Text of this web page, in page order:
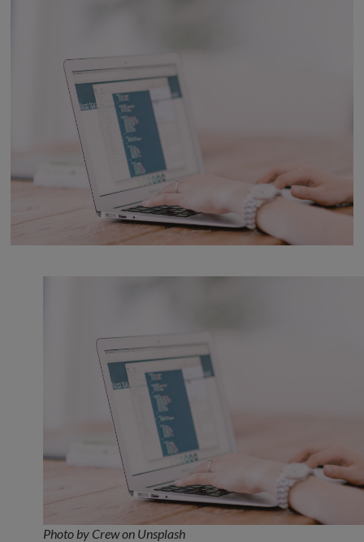
Photo by Crew on Unsplash